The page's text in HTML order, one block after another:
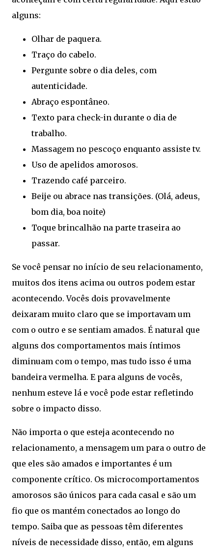
alguns:
Olhar de paquera.
Traço do cabelo.
Pergunte sobre o dia deles, com
autenticidade.
Abraço espontâneo.
Texto para check-in durante o dia de
trabalho.
Massagem no pescoço enquanto assiste tv.
Uso de apelidos amorosos.
Trazendo café parceiro.
Beije ou abrace nas transições. (Olá, adeus,
bom dia, boa noite)
Toque brincalhão na parte traseira ao
passar.
Se você pensar no início de seu relacionamento,
muitos dos itens acima ou outros podem estar
acontecendo. Vocês dois provavelmente
deixaram muito claro que se importavam um
com o outro e se sentiam amados. É natural que
alguns dos comportamentos mais íntimos
diminuam com o tempo, mas tudo isso é uma
bandeira vermelha. E para alguns de vocês,
nenhum esteve lá e você pode estar refletindo
sobre o impacto disso.
Não importa o que esteja acontecendo no
relacionamento, a mensagem um para o outro de
que eles são amados e importantes é um
componente crítico. Os microcomportamentos
amorosos são únicos para cada casal e são um
fio que os mantém conectados ao longo do
tempo. Saiba que as pessoas têm diferentes
níveis de necessidade disso, então, em alguns